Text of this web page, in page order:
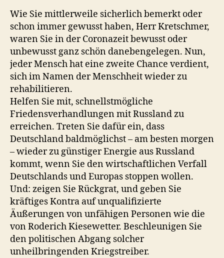
Wie Sie mittlerweile sicherlich bemerkt oder
schon immer gewusst haben, Herr Kretschmer,
waren Sie in der Coronazeit bewusst oder
unbewusst ganz schön danebengelegen. Nun,
jeder Mensch hat eine zweite Chance verdient,
sich im Namen der Menschheit wieder zu
rehabilitieren.
Helfen Sie mit, schnellstmögliche
Friedensverhandlungen mit Russland zu
erreichen. Treten Sie dafür ein, dass
Deutschland baldmöglichst – am besten morgen
– wieder zu günstiger Energie aus Russland
kommt, wenn Sie den wirtschaftlichen Verfall
Deutschlands und Europas stoppen wollen.
Und: zeigen Sie Rückgrat, und geben Sie
kräftiges Kontra auf unqualifizierte
Äußerungen von unfähigen Personen wie die
von Roderich Kiesewetter. Beschleunigen Sie
den politischen Abgang solcher
unheilbringenden Kriegstreiber.